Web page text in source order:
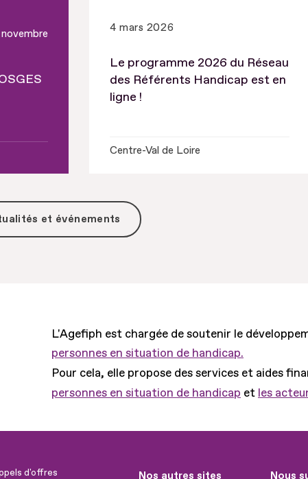
4 mars 2026
Le programme 2026 du Réseau
des Référents Handicap est en
ligne !
Centre-Val de Loire
et événements
L'Agefiph est chargée de soutenir le
personnes en situation de handicap.
Pour cela, elle propose des services et aides
personnes en situation de handicap et les
d'offres Nos autres sites Nous